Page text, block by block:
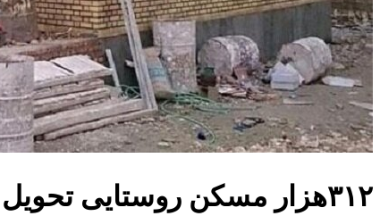
۳۱۲هزار مسکن روستایی تحویل متقضیان شده است